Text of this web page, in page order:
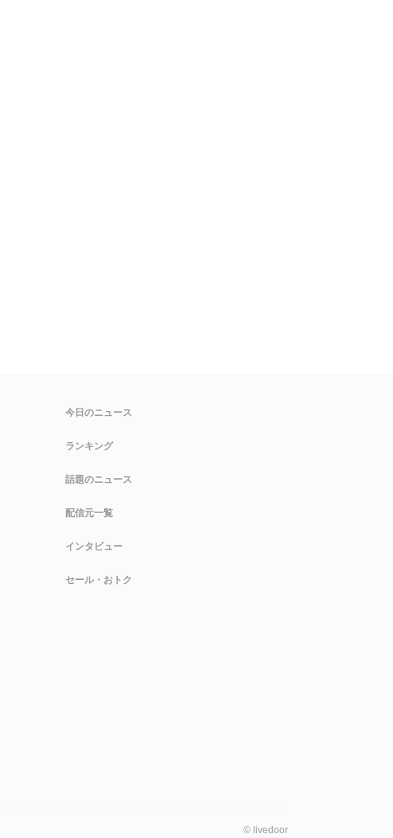
今日のニュース
ランキング
話題のニュース
配信元一覧
インタビュー
セール・おトク
© livedoor